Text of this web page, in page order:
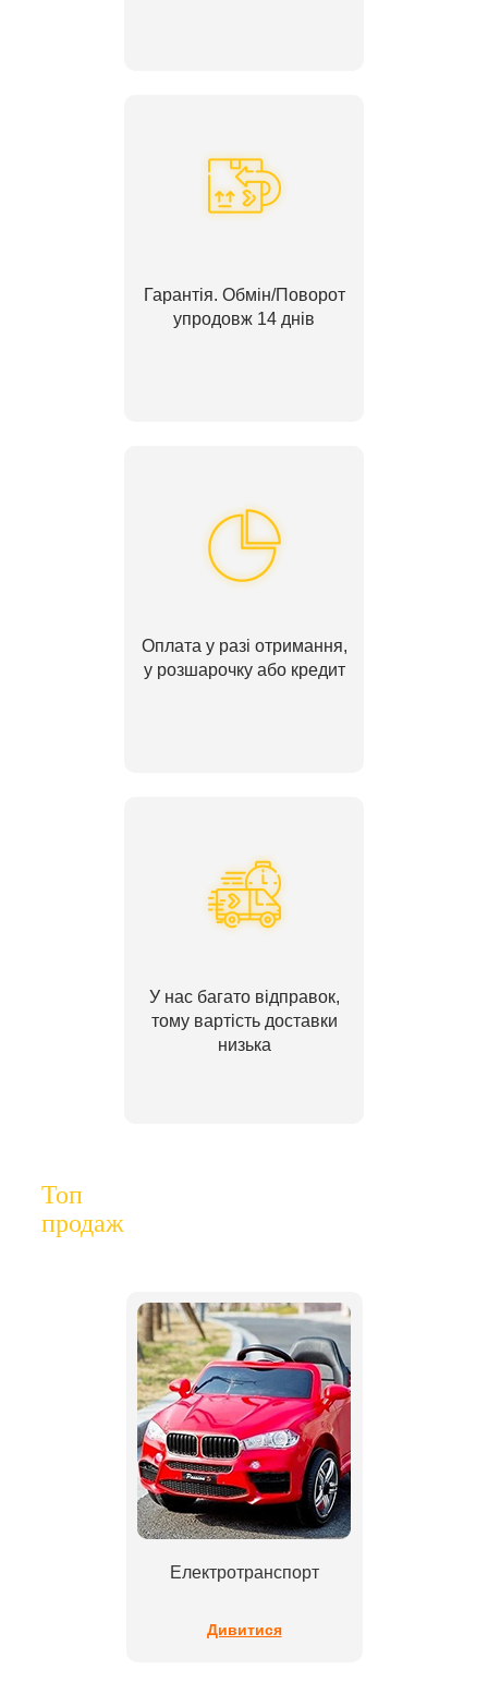
Гарантія. Обмін/Поворот
упродовж 14 днів
Оплата у разі отримання,
у розшарочку або кредит
У нас багато відправок,
тому вартість доставки
низька
Топ
продаж
Електротранспорт
Дивитися